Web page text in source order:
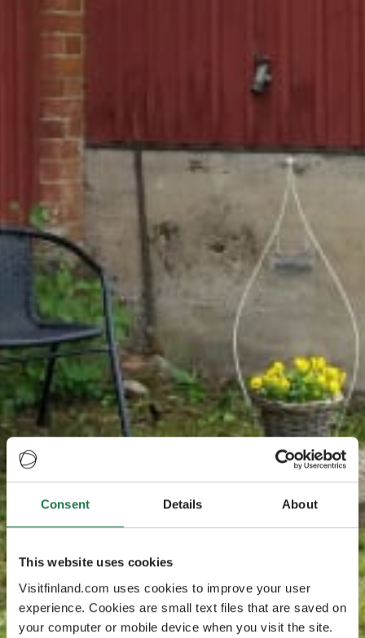
Consent Details About
This website uses cookies
Visitfinland.com uses cookies to improve your user
experience. Cookies are small text files that are saved on
your computer or mobile device when you visit the site.